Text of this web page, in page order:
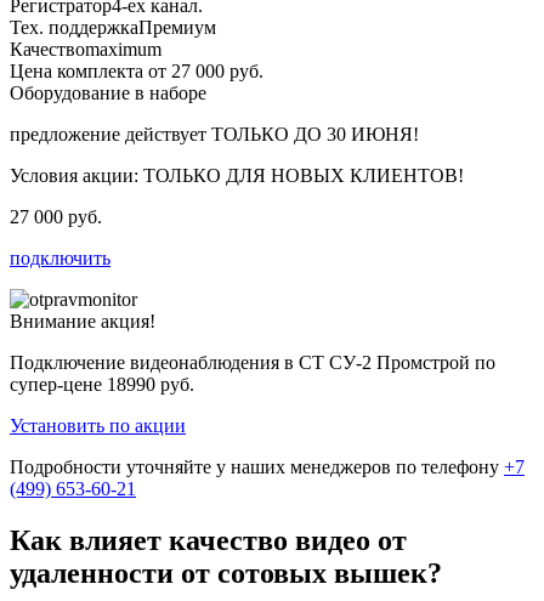
Регистратор4-ех канал.
Тех. поддержкаПремиум
Качествоmaximum
Цена комплекта от 27 000 руб.
Оборудование в наборе
предложение действует ТОЛЬКО ДО 30 ИЮНЯ!
Условия акции: ТОЛЬКО ДЛЯ НОВЫХ КЛИЕНТОВ!
27 000 руб.
подключить
Внимание акция!
Подключение видеонаблюдения в СТ СУ-2 Промстрой по
супер-цене 18990 руб.
Установить по акции
Подробности уточняйте у наших менеджеров по телефону +7
(499) 653-60-21
Как влияет качество видео от
удаленности от сотовых вышек?